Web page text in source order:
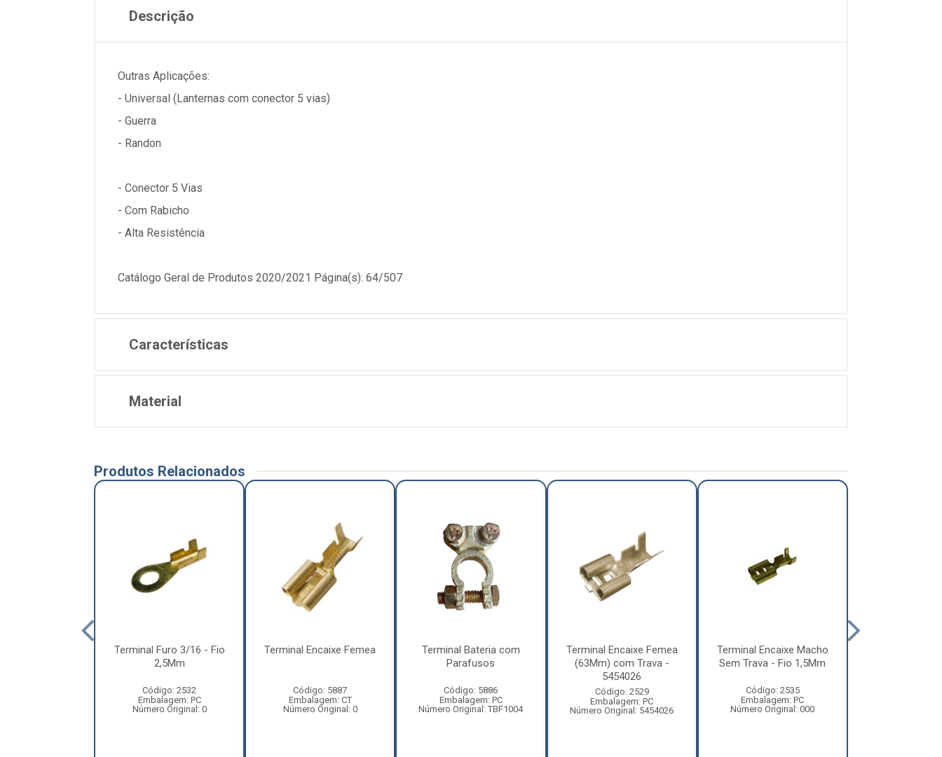
Descrição
Outras Aplicações:
- Universal (Lanternas com conector 5 vias)
- Guerra
- Randon
- Conector 5 Vias
- Com Rabicho
- Alta Resistência
Catálogo Geral de Produtos 2020/2021 Página(s): 64/507
Características
Material
Produtos Relacionados
Terminal Furo 3/16 - Fio
2,5Mm
Código: 2532
Embalagem: PC
Número Original: 0
Terminal Encaixe Femea
Código: 5887
Embalagem: CT
Número Original: 0
Terminal Bateria com
Parafusos
Código: 5886
Embalagem: PC
Número Original: TBF1004
Terminal Encaixe Femea
(63Mm) com Trava -
5454026
Código: 2529
Embalagem: PC
Número Original: 5454026
Terminal Encaixe Macho
Sem Trava - Fio 1,5Mm
Código: 2535
Embalagem: PC
Número Original: 000